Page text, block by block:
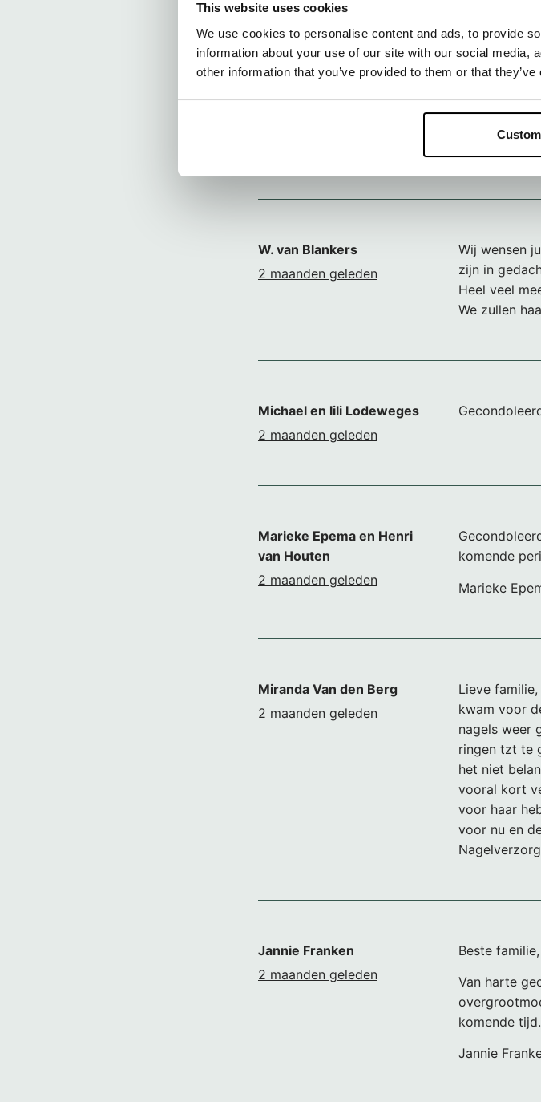
This website uses cookies
We use cookies to personalise content and ads, to provide
information about your use of our site with our social
other information that you’ve provided to them or that
2 maanden geleden
Sterkte met
mocht
W. van Blankers
2 maanden geleden
Wij wensen
zijn in
Heel veel
We zullen
Michael en lili Lodeweges
2 maanden geleden
Marieke Epema en Henri
van Houten
2 maanden geleden
komende
Marieke
Miranda Van den Berg
2 maanden geleden
Lieve
kwam voor
nagels weer
ringen tzt te
het niet
vooral kort
voor haar
voor nu en
Jannie Franken
2 maanden geleden
Beste familie,
Van harte
komende tijd.
Jannie